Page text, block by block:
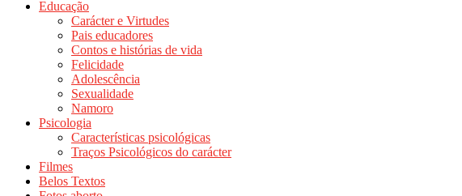
Educação
Carácter e Virtudes
Pais educadores
Contos e histórias de vida
Felicidade
Adolescência
Sexualidade
Namoro
Psicologia
Características psicológicas
Traços Psicológicos do carácter
Filmes
Belos Textos